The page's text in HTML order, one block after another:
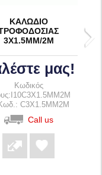
ΚΑΛΩΔΙΟ
3Χ1.5ΜΜ/2Μ
μας!
Κωδικός
C3X1.5MM2M
Call us